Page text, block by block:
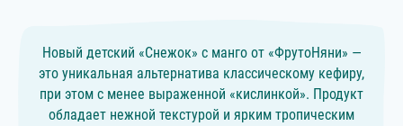
Новый детский «Снежок» с манго от «ФрутоНяни» —
это уникальная альтернатива классическому кефиру,
при этом с менее выраженной «кислинкой». Продукт
обладает нежной текстурой и ярким тропическим